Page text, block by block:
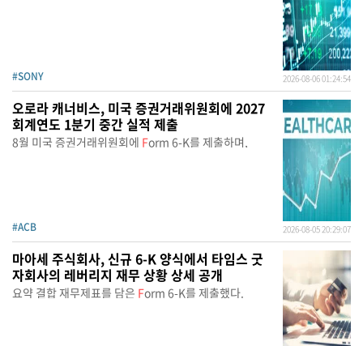
#SONY 2026-08-06 01:24:54
오로라 캐너비스, 미국 증권거래위원회에 2027
회계연도 1분기 중간 실적 제출
8월 미국 증권거래위원회에 Form 6-K를 제출하며,
#ACB 2026-08-05 20:29:07
마아세 주식회사, 신규 6-K 양식에서 타임스 굿
자회사의 레버리지 재무 상황 상세 공개
요약 결합 재무제표를 담은 Form 6-K를 제출했다.